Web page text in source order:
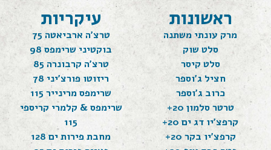
ראשונות
מרק עונתי משתנה
סלט שוק
סלט קיסר
חציל ג'וספר
כרוב ג'וספר
טרטר סלמון 20+
קרפצ'יו דג ים 20+
קרפצ'יו בקר 20+
עיקריות
טרצ'ה ארביאטה 75
בוקטיני שרימפס 98
טרצ'ה קרבונרה 85
ריזוטו פורצ'יני 78
שרימפס מרינייר 115
שרימפס & קלמרי קריספי
115
מחבת פירות ים 128